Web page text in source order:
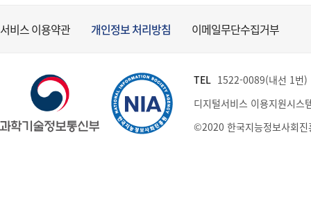
서비스 이용약관 개인정보 처리방침 이메일무단수집거부
TEL 1522-0089(내선 1번
디지털서비스 이용지원시스
©2020 한국지능정보사회진